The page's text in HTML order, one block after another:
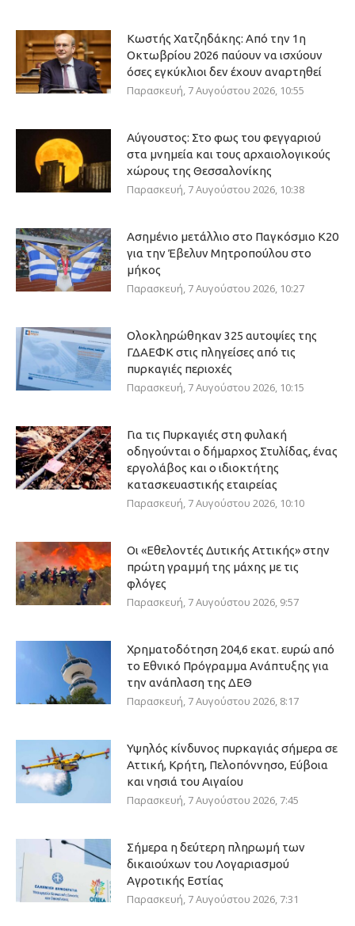
Κωστής Χατζηδάκης: Από την 1η
Οκτωβρίου 2026 παύουν να ισχύουν
όσες εγκύκλιοι δεν έχουν αναρτηθεί
Παρασκευή, 7 Αυγούστου 2026, 10:55
Αύγουστος: Στο φως του φεγγαριού
στα μνημεία και τους αρχαιολογικούς
χώρους της Θεσσαλονίκης
Παρασκευή, 7 Αυγούστου 2026, 10:38
Ασημένιο μετάλλιο στο Παγκόσμιο Κ20
για την Έβελυν Μητροπούλου στο
μήκος
Παρασκευή, 7 Αυγούστου 2026, 10:27
Ολοκληρώθηκαν 325 αυτοψίες της
ΓΔΑΕΦΚ στις πληγείσες από τις
πυρκαγιές περιοχές
Παρασκευή, 7 Αυγούστου 2026, 10:15
Για τις Πυρκαγιές στη φυλακή
οδηγούνται ο δήμαρχος Στυλίδας, ένας
εργολάβος και ο ιδιοκτήτης
κατασκευαστικής εταιρείας
Παρασκευή, 7 Αυγούστου 2026, 10:10
Οι «Εθελοντές Δυτικής Αττικής» στην
πρώτη γραμμή της μάχης με τις
φλόγες
Παρασκευή, 7 Αυγούστου 2026, 9:57
Χρηματοδότηση 204,6 εκατ. ευρώ από
το Εθνικό Πρόγραμμα Ανάπτυξης για
την ανάπλαση της ΔΕΘ
Παρασκευή, 7 Αυγούστου 2026, 8:17
Υψηλός κίνδυνος πυρκαγιάς σήμερα σε
Αττική, Κρήτη, Πελοπόννησο, Εύβοια
και νησιά του Αιγαίου
Παρασκευή, 7 Αυγούστου 2026, 7:45
Σήμερα η δεύτερη πληρωμή των
δικαιούχων του Λογαριασμού
Αγροτικής Εστίας
Παρασκευή, 7 Αυγούστου 2026, 7:31